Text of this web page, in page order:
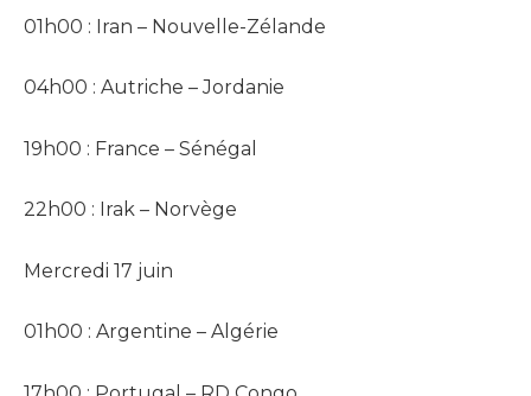
01h00 : Iran – Nouvelle-Zélande
04h00 : Autriche – Jordanie
19h00 : France – Sénégal
22h00 : Irak – Norvège
Mercredi 17 juin
01h00 : Argentine – Algérie